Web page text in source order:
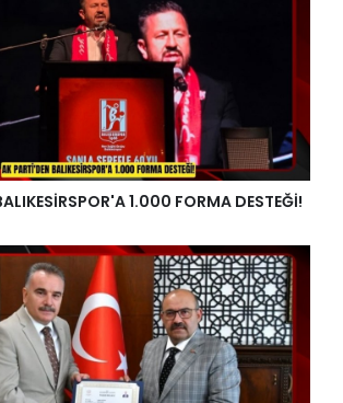
1.000 FORMA DESTEĞİ!